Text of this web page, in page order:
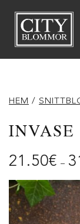
City
Blommor
HEM /
INVASE
21.50€ –